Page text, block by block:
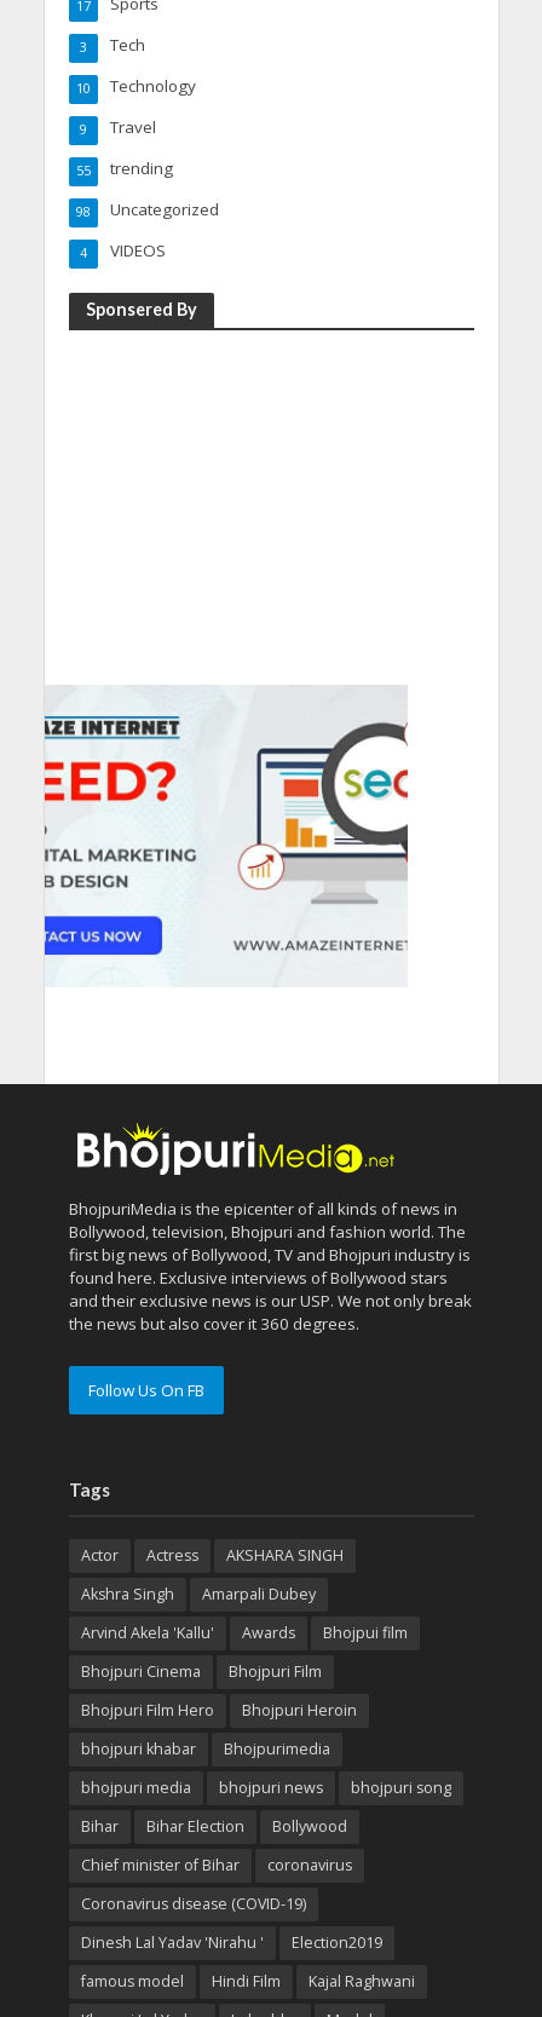
17
Tech
3
Technology
10
Travel
9
trending
55
Uncategorized
98
VIDEOS
4
Sponsered By
BhojpuriMedia is the epicenter of all kinds of news in
Bollywood, television, Bhojpuri and fashion world. The
first big news of Bollywood, TV and Bhojpuri industry is
found here. Exclusive interviews of Bollywood stars
and their exclusive news is our USP. We not only break
the news but also cover it 360 degrees.
Follow Us On FB
Tags
Actor Actress
AKSHARA SINGH
Akshra Singh
Amarpali Dubey
Arvind Akela 'Kallu'
Awards
Bhojpui film
Bhojpuri Cinema
Bhojpuri Film
Bhojpuri Film Hero
Bhojpuri Heroin
bhojpuri khabar
Bhojpurimedia
bhojpuri media
bhojpuri news
bhojpuri song
Bihar
Bihar Election
Bollywood
Chief minister of Bihar
coronavirus
Coronavirus disease (COVID-19)
Dinesh Lal Yadav 'Nirahu '
Election2019
famous model
Hindi Film
Kajal Raghwani